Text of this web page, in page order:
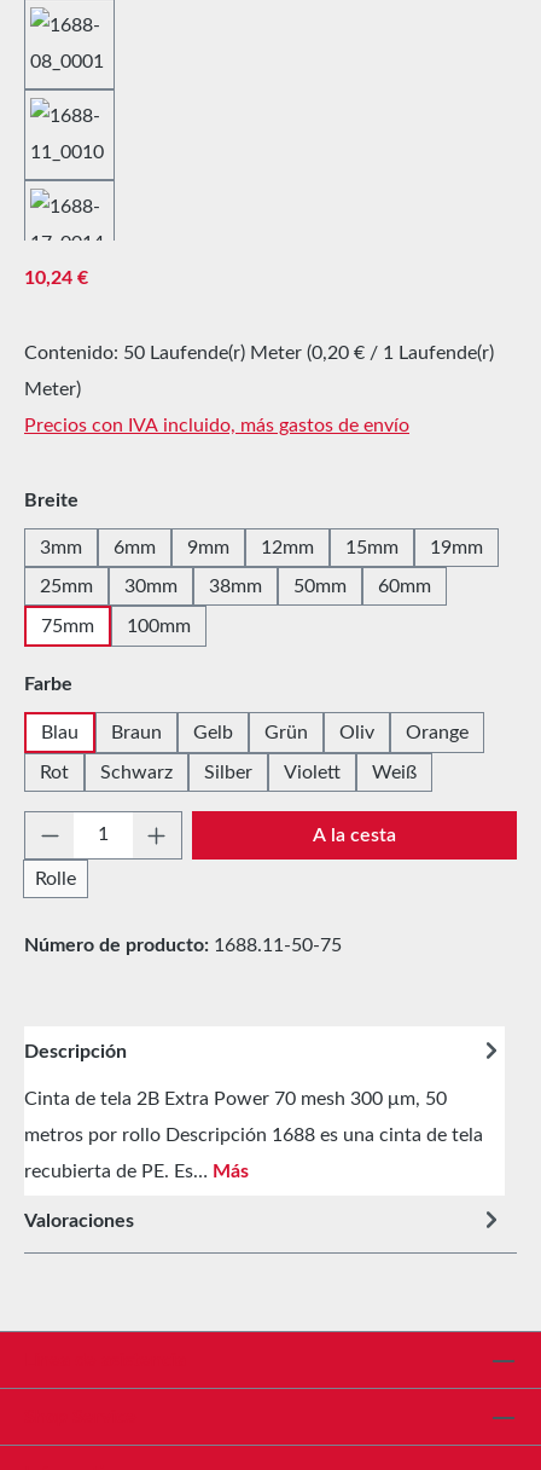
Precio normal:
10,24 €
Contenido: 50 Laufende(r) Meter (0,20 € / 1 Laufende(r)
Meter)
Precios con IVA incluido, más gastos de envío
Seleccione
Breite
3mm 6mm 9mm 12mm 15mm
19mm
25mm
30mm 38mm 50mm 60mm
75mm 100mm
Seleccione
Farbe
Blau Braun Gelb Grün Oliv Orange
Rot Schwarz Silber Violett Weiß
Cantidad del producto: introduce la
Rolle
A la cesta
Número de producto: 1688.11-50-75
Descripción
Cinta de tela 2B Extra Power 70 mesh 300 μm, 50
metros por rollo Descripción 1688 es una cinta de tela
recubierta de PE. Es… Más
Valoraciones